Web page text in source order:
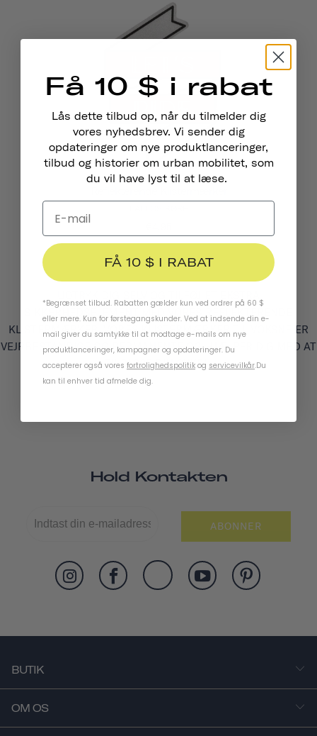
SIKKERHEDSELEMENT MED VORES REFLEKTERENDE
KLISTERMÆRKER. VORES KLISTERMÆRKER TIL VOKSNE ER
VEJRBESTANDIGE OG PERMANENTE OG HJÆLPER DIG MED AT
TILPASSE DIN CYKEL.
Hold Kontakten
ABONNER
BUTIK
OM OS
Få 10 $ i rabat
Lås dette tilbud op, når du tilmelder dig
vores nyhedsbrev. Vi sender dig
opdateringer om nye produktlanceringer,
tilbud og historier om urban mobilitet, som
du vil have lyst til at læse.
FÅ 10 $ I RABAT
*Begrænset tilbud. Rabatten gælder kun ved ordrer på 60 $
eller mere. Kun for førstegangskunder. Ved at indsende din e-
mail giver du samtykke til at modtage e-mails om nye
produktlanceringer, kampagner og opdateringer. Du
accepterer også vores fortrolighedspolitik og servicevilkår.Du
kan til enhver tid afmelde dig.